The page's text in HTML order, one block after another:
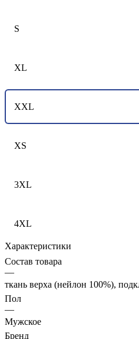
S
XL
XXL
XS
3XL
4XL
Характеристики
Состав товара
—
ткань верха (нейлон 100%),
Пол
—
Мужское
Бренд